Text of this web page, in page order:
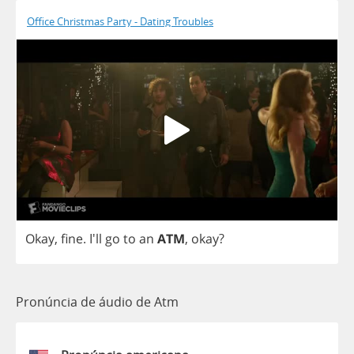
Office Christmas Party - Dating Troubles
Okay, fine. I'll go to an ATM, okay?
Pronúncia de áudio de Atm